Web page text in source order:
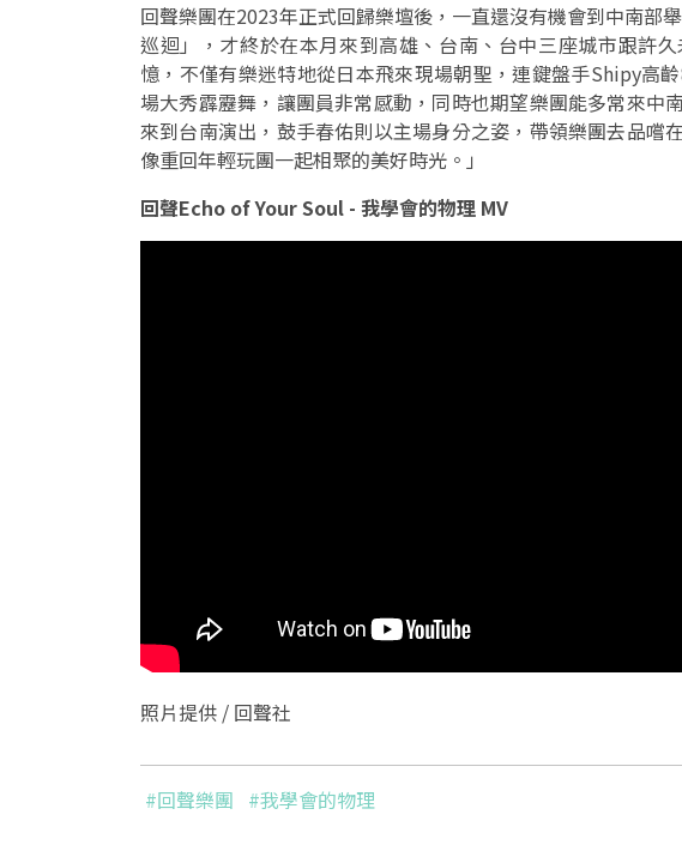
回聲樂團在2023年正式回歸樂壇後，一直還沒有機會到中南部
巡迴」，才終於在本月來到高雄、台南、台中三座城市跟許
憶，不僅有樂迷特地從日本飛來現場朝聖，連鍵盤手Shipy高
場大秀霹靂舞，讓團員非常感動，同時也期望樂團能多常來中
來到台南演出，鼓手春佑則以主場身分之姿，帶領樂團去品嚐
像重回年輕玩團一起相聚的美好時光。」
回聲Echo of Your Soul - 我學會的物理 MV
照片提供 / 回聲社
#回聲樂團 #我學會的物理